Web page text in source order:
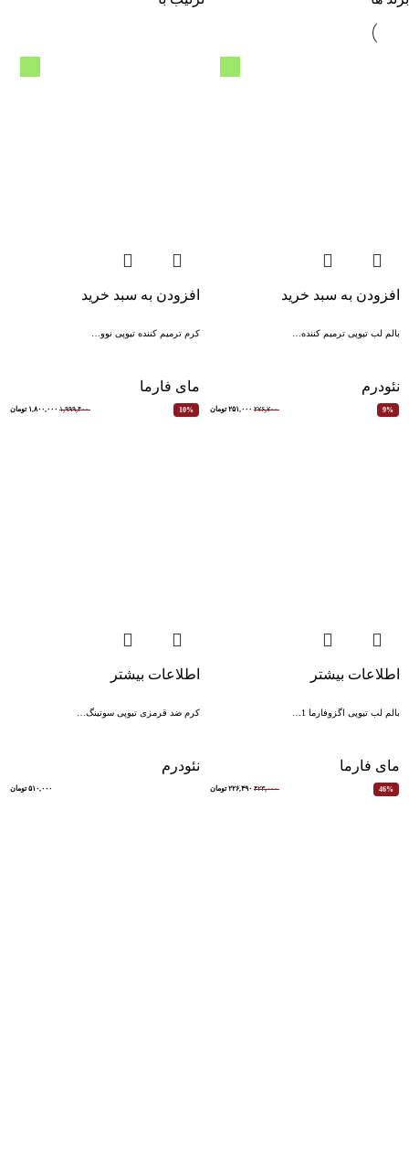
افزودن به سبد خرید
بالم لب تیوپی ترمیم کننده…
نئودرم
9% ۲۷۶,۷۰۰ ۲۵۱,۰۰۰ تومان
افزودن به سبد خرید
کرم ترمیم کننده تیوپی نوو…
مای فارما
10% ۱,۹۹۹,۴۰۰ ۱,۸۰۰,۰۰۰ تومان
اطلاعات بیشتر
بالم لب تیوپی اگزوفارما 1…
مای فارما
46% ۴۲۳,۰۰۰ ۲۲۶,۴۹۰ تومان
اطلاعات بیشتر
کرم ضد قرمزی تیوپی سوتینگ…
نئودرم
۵۱۰,۰۰۰ تومان